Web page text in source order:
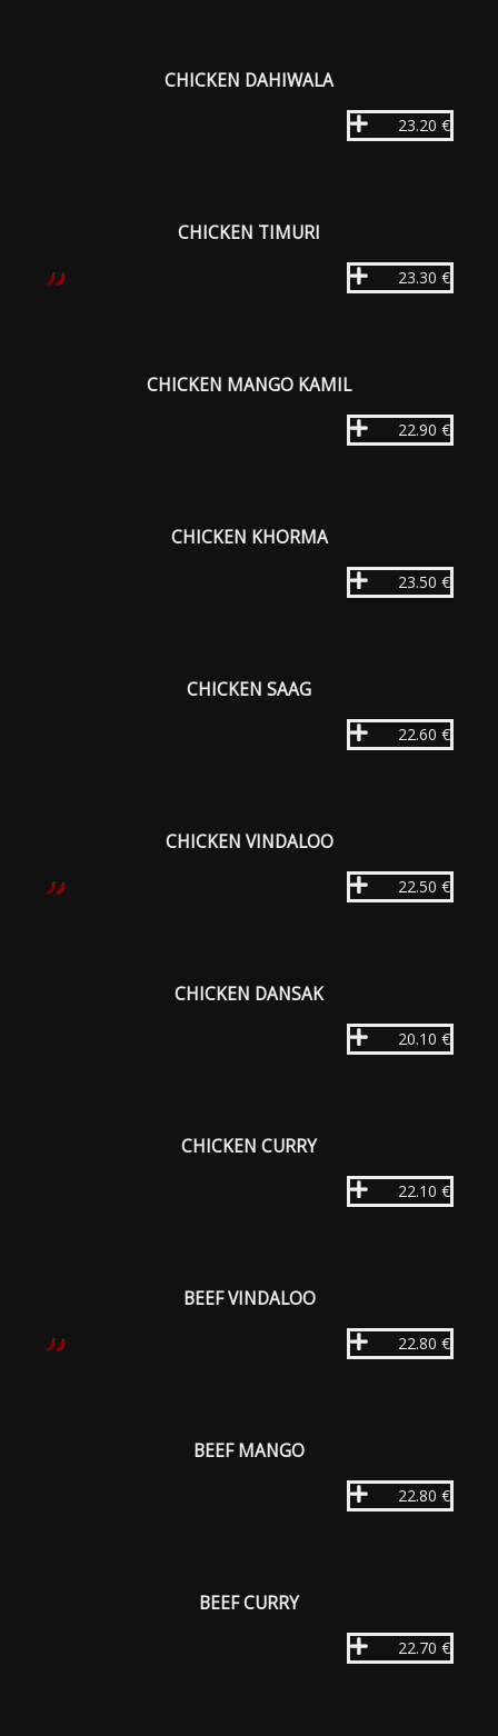
CHICKEN DAHIWALA
23.20 €
CHICKEN TIMURI
23.30 €
CHICKEN MANGO KAMIL
22.90 €
CHICKEN KHORMA
23.50 €
CHICKEN SAAG
22.60 €
CHICKEN VINDALOO
22.50 €
CHICKEN DANSAK
20.10 €
CHICKEN CURRY
22.10 €
BEEF VINDALOO
22.80 €
BEEF MANGO
22.80 €
BEEF CURRY
22.70 €